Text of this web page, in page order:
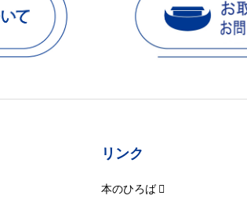
リンク
本のひろば